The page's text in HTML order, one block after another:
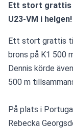
Ett stort grattis
U23-VM i helgen!
Ett stort grattis
brons på K1 500
Dennis körde
500 m
På plats i
Rebecka